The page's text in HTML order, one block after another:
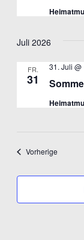
Juli 2026
FR.
31
31. Juli @
Vorherige